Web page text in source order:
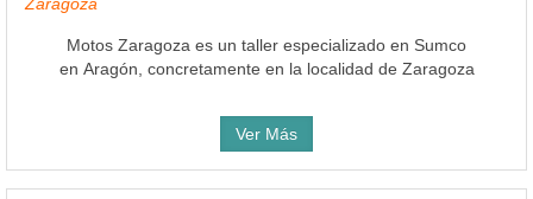
Motos Zaragoza es un taller especializado en Sumco
en Aragón, concretamente en la localidad de Zaragoza
Ver Más